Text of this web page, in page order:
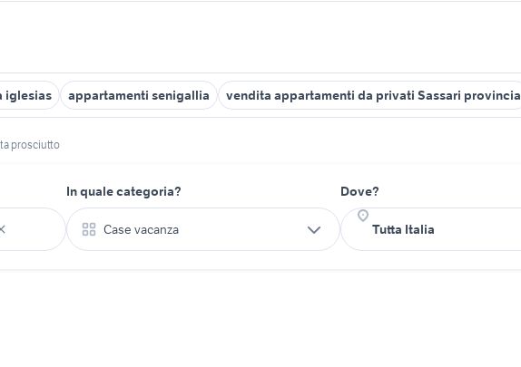
iglesias appartamenti senigallia vendita appartamenti da privati Sassari provincia
prosciutto
In quale categoria?
Case vacanza
Dove?